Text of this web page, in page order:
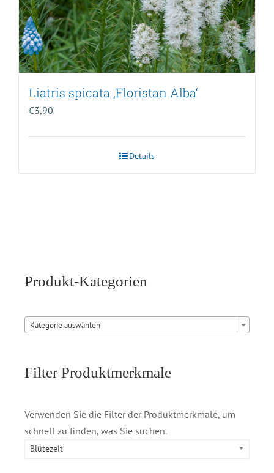
Liatris spicata ‚Floristan Alba‘
€3,90
Details
Produkt-Kategorien
Kategorie auswählen
Filter Produktmerkmale
Verwenden Sie die Filter der Produktmerkmale, um
schnell zu finden, was Sie suchen.
Blütezeit